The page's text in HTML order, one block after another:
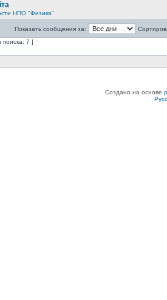
НПО "Физика"
Показать сообщения за:
поиска: 7 ]
Создано на основе